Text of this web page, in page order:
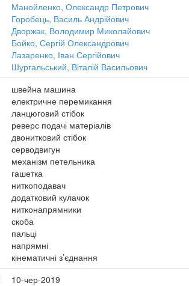
Манойленко, Олександр Петрович
Горобець, Василь Андрійович
Дворжак, Володимир Миколайович
Бойко, Сергій Олександрович
Лазаренко, Іван Сергійович
Шургальський, Віталій Васильович
швейна машина
електричне перемикання
ланцюговий стібок
реверс подачі матеріалів
двонитковий стібок
серводвигун
механізм петельника
гашетка
ниткоподавач
додатковий кулачок
нитконапрямники
скоба
пальці
напрямні
кінематичні з’єднання
10-чер-2019